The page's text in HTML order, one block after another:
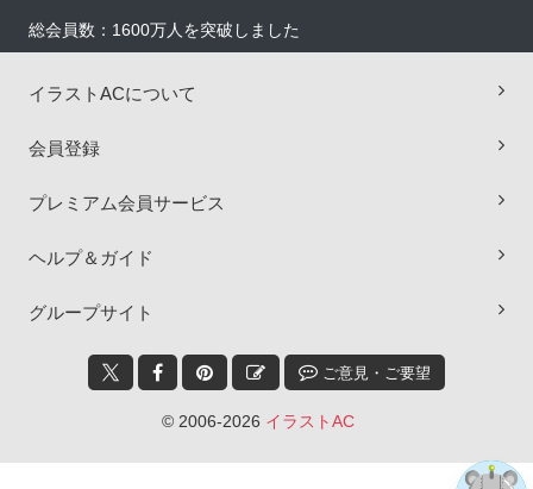
総会員数：1600万人を突破しました
イラストACについて
会員登録
プレミアム会員サービス
ヘルプ＆ガイド
グループサイト
ご意見・ご要望
© 2006-2026 イラストAC